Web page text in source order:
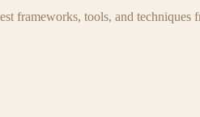
frameworks, tools, and